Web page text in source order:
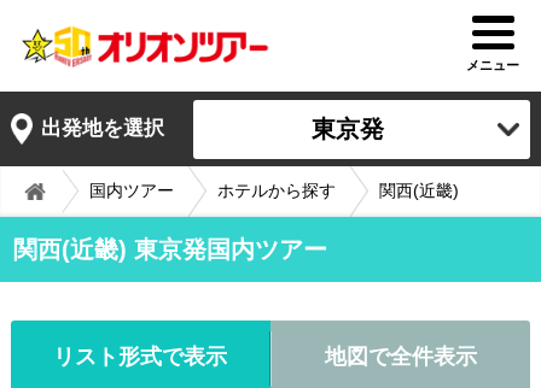
メニュー
出発地を選択 東京発
国内ツアー ホテルから探す 関西(近畿)
関西(近畿) 東京発国内ツアー
リスト形式で表示 地図で全件表示